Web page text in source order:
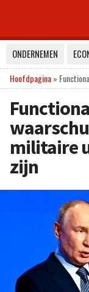
ONDERNEMEN
Hoofdpagina»
militaire
zijn